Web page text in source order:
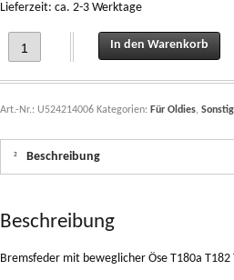
Lieferzeit: ca. 2-3 Werktage
Bremsfeder mit beweglicher Öse T180a T182
In den Warenkorb
Art.-Nr.: U524214006 Kategorien: Für Oldies,
Beschreibung
Beschreibung
Bremsfeder mit beweglicher Öse T180a